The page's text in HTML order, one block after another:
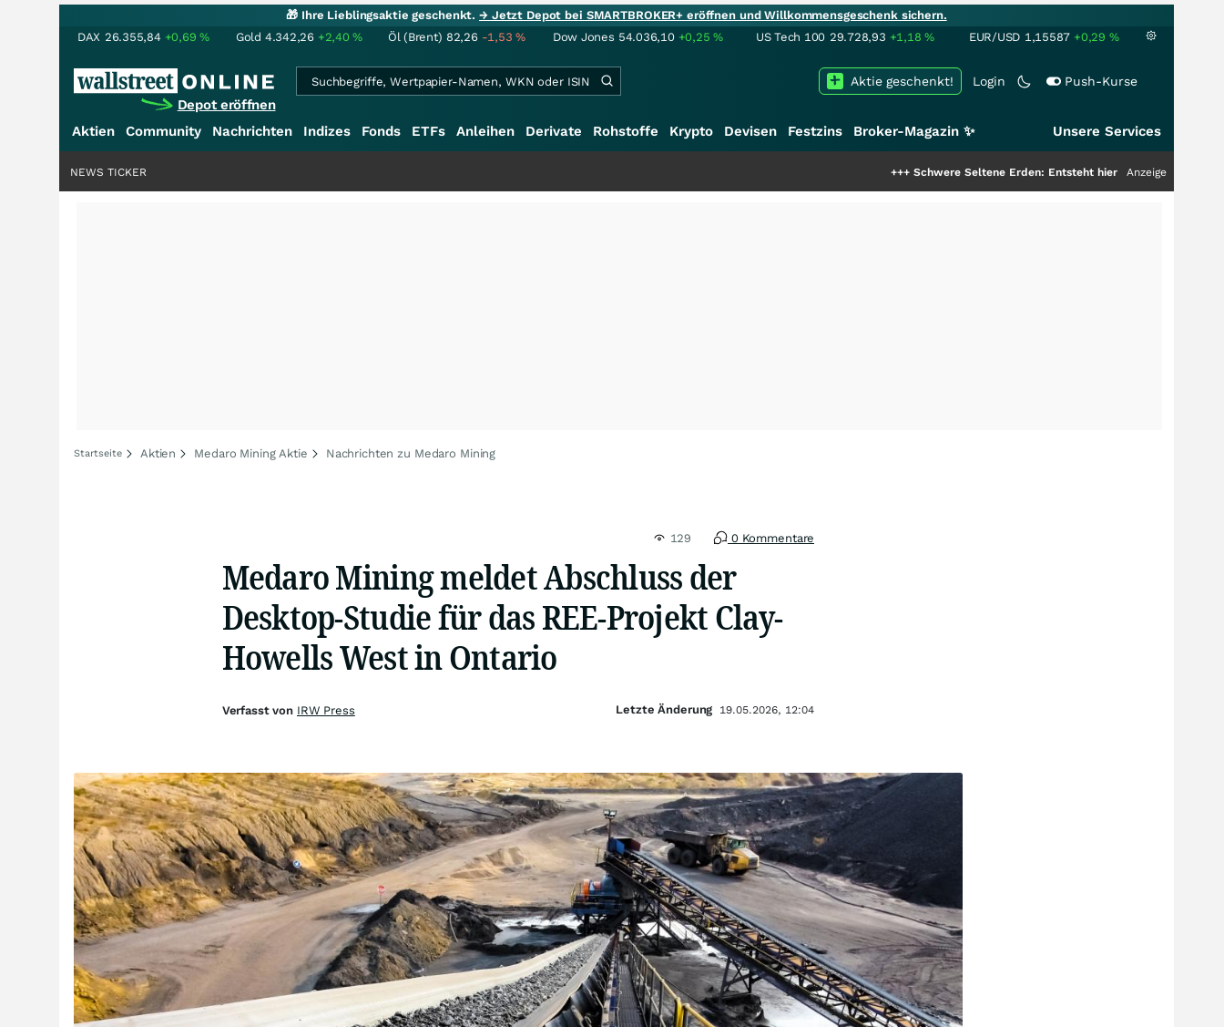
🎁 Ihre Lieblingsaktie geschenkt.→ Jetzt Depot bei SMARTBROKER+ eröffnen und Willkommensgeschenk sichern.
DAX 26.355,84 +0,69% Gold 4.342,26 +2,40% Öl (Brent) 82,26 -1,53% Dow Jones 54.036,10 +0,25% US Tech 100 29.728,93 +1,18% EUR/USD 1,15587 +0,29 %
Depot eröffnen
Login Push-Kurse
Aktie geschenkt!
Aktien Community Nachrichten Indizes Fonds ETFs Anleihen Derivate Rohstoffe Krypto Devisen Festzins Broker-Magazin ✨ Unsere Services
Schwere Seltene Erden: Entsteht hier die nächste Milliardenstory?
Anzeige
NEWS TICKER
Startseite Aktien Medaro Mining Aktie Nachrichten zu Medaro Mining
129 0 Kommentare
Medaro Mining meldet Abschluss der
Desktop-Studie für das REE-Projekt Clay-
Howells West in Ontario
Verfasst von IRW Press Letzte Änderung 19.05.2026, 12:04